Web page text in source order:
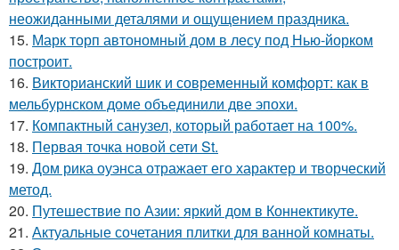
неожиданными деталями и ощущением праздника.
15. Марк торп автономный дом в лесу под Нью-йорком
построит.
16. Викторианский шик и современный комфорт: как в
мельбурнском доме объединили две эпохи.
17. Компактный санузел, который работает на 100%.
18. Первая точка новой сети St.
19. Дом рика оуэнса отражает его характер и творческий
метод.
20. Путешествие по Азии: яркий дом в Коннектикуте.
21. Актуальные сочетания плитки для ванной комнаты.